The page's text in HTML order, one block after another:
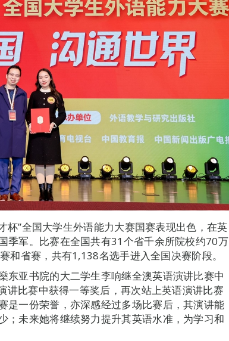
杯”全国大学生外语能力大赛国赛表现出色，在英
季军。比赛在全国共有31个省千余所院校约70万
和省赛，共有1,138名选手进入全国决赛阶段。
东亚书院的大二学生李响继全澳英语演讲比赛中
讲比赛中获得一等奖后，再次站上英语演讲比赛
是一份荣誉，亦深感经过多场比赛后，其演讲能
；未来她将继续努力提升其英语水准，为学习和